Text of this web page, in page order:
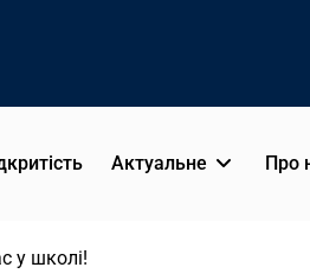
Актуальне Про
у школі!